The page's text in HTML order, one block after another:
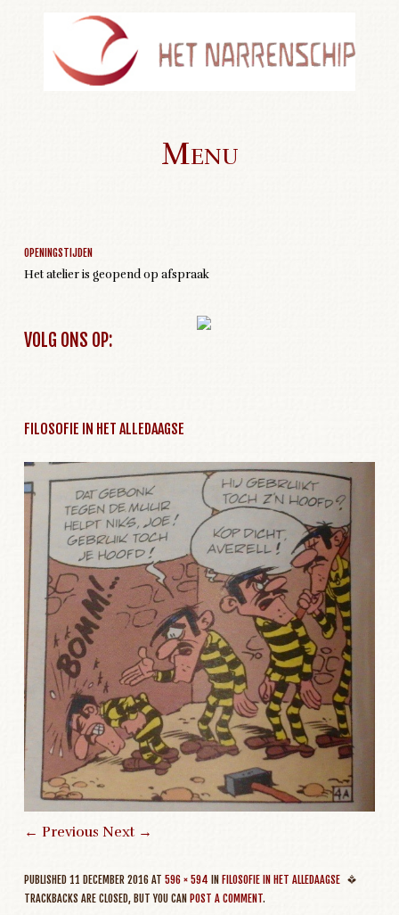
Menu
OPENINGSTIJDEN
Het atelier is geopend op afspraak
VOLG ONS OP:
FILOSOFIE IN HET ALLEDAAGSE
← Previous Next →
PUBLISHED 11 DECEMBER 2016AT 596 × 594 IN FILOSOFIE IN HET ALLEDAAGSE
TRACKBACKS ARE CLOSED, BUT YOU CAN POST A COMMENT.